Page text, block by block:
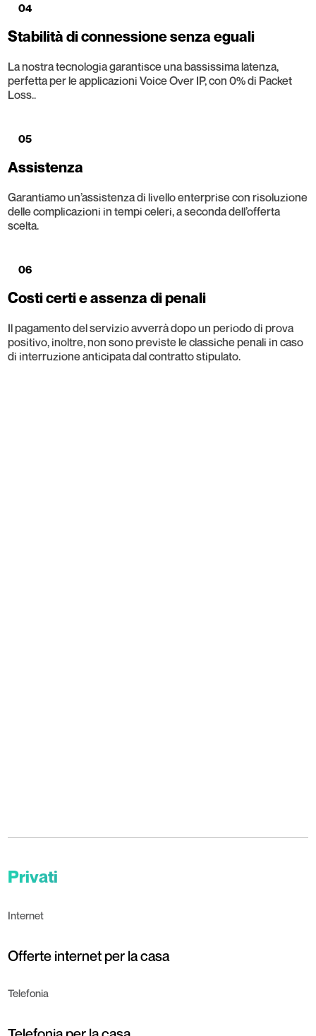
04
Stabilità di connessione senza eguali
La nostra tecnologia garantisce una bassissima latenza,
perfetta per le applicazioni Voice Over IP, con 0% di Packet
Loss..
05
Assistenza
Garantiamo un’assistenza di livello enterprise con risoluzione
delle complicazioni in tempi celeri, a seconda dell’offerta
scelta.
06
Costi certi e assenza di penali
Il pagamento del servizio avverrà dopo un periodo di prova
positivo, inoltre, non sono previste le classiche penali in caso
di interruzione anticipata dal contratto stipulato.
Privati
Internet
Offerte internet per la casa
Telefonia